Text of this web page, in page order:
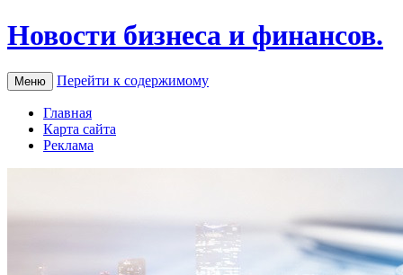
Новости бизнеса и финансов.
Меню Перейти к содержимому
Главная
Карта сайта
Реклама